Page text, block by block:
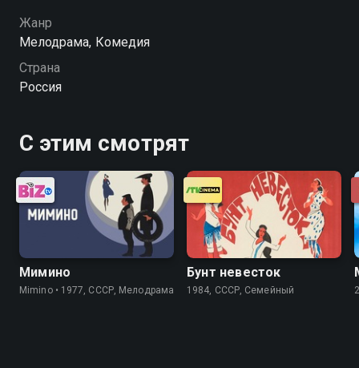
Жанр
Мелодрама, Комедия
Страна
Россия
С этим смотрят
Мимино
Mimino • 1977, СССР, Мелодрама
Бунт невесток
1984, СССР, Семейный